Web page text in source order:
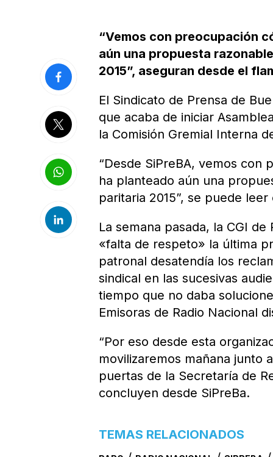
“Vemos con preocupación
aún una propuesta
2015”, aseguran desde el
El Sindicato de Prensa de
que acaba de iniciar
la Comisión Gremial Interna
“Desde SiPreBA, vemos con
ha planteado aún una
paritaria 2015”, se puede
La semana pasada, la CGI
«falta de respeto» la última
patronal desatendía los
sindical en las sucesivas
tiempo que no daba
Emisoras de Radio Nacional
“Por eso desde esta
movilizaremos mañana junto
puertas de la Secretaría de
concluyen desde SiPreBa.
TEMAS RELACIONADOS